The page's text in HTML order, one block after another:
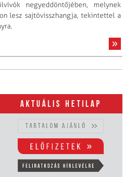
negyeddöntőjében, melynek
lesz sajtóvisszhangja, tekintettel a
Aktuális hetilap